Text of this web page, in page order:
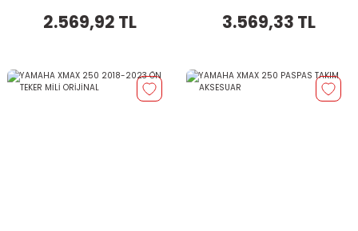
2.569,92 TL 3.569,33 TL